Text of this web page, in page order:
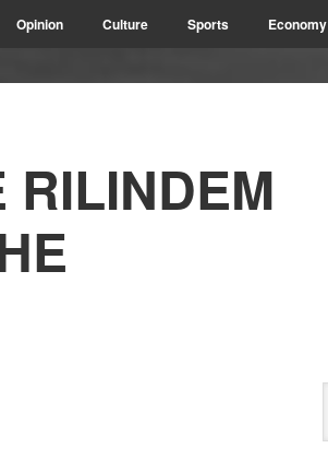
Opinion Culture Sports Economy
RILINDEM